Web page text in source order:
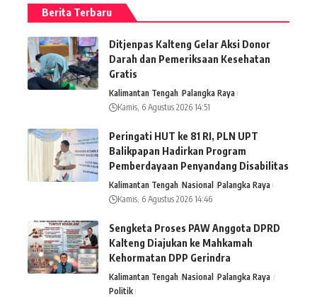
Berita Terbaru
Ditjenpas Kalteng Gelar Aksi Donor
Darah dan Pemeriksaan Kesehatan
Gratis
Kalimantan Tengah Palangka Raya
Kamis, 6 Agustus 2026 14:51
Peringati HUT ke 81 RI, PLN UPT
Balikpapan Hadirkan Program
Pemberdayaan Penyandang Disabilitas
Kalimantan Tengah Nasional Palangka Raya
Kamis, 6 Agustus 2026 14:46
Sengketa Proses PAW Anggota DPRD
Kalteng Diajukan ke Mahkamah
Kehormatan DPP Gerindra
Kalimantan Tengah Nasional Palangka Raya
Politik